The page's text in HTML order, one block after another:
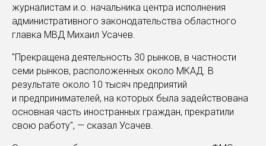
журналистам и.о. начальника центра исполнения
административного законодательства областного
главка МВД Михаил Усачев.
"Прекращена деятельность 30 рынков, в частности
семи рынков, расположенных около МКАД. В
результате около 10 тысяч предприятий
и предпринимателей, на которых была задействована
основная часть иностранных граждан, прекратили
свою работу", — сказал Усачев.